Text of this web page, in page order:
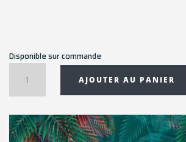
Disponible sur commande
Tapis
rectangulaire
MARABA
AJOUTER AU PANIER